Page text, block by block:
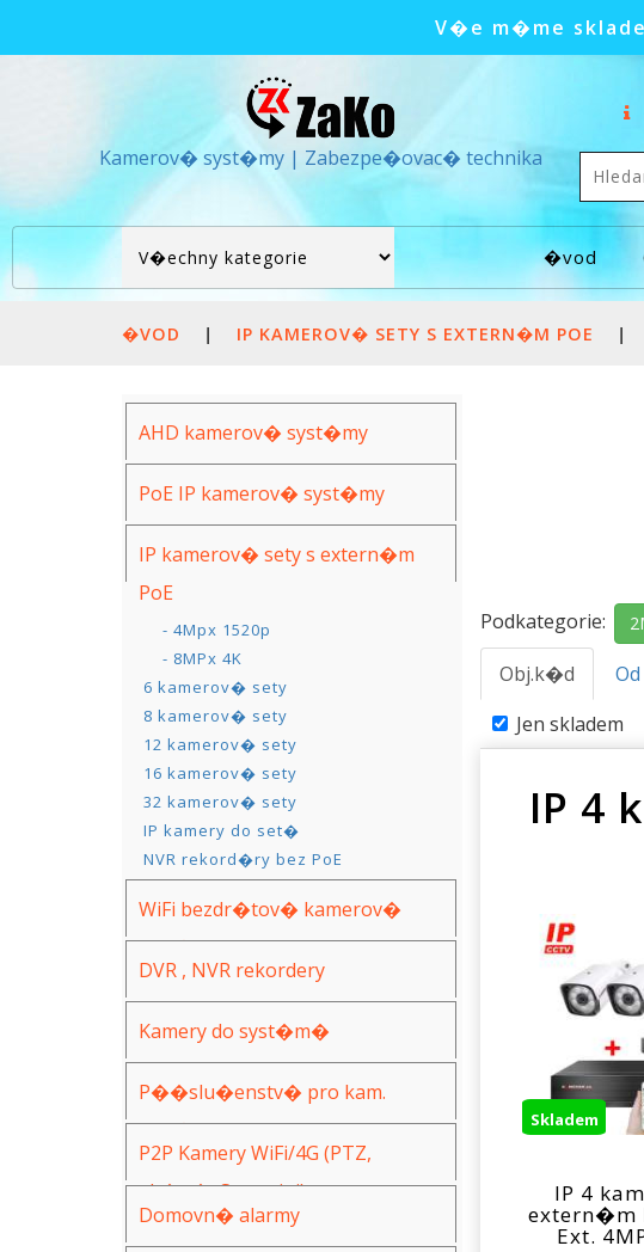
V�e m�me
Kamerov� syst�my | Zabezpe�ovac� technika
�vod
�VOD | IP KAMEROV� SETY S EXTERN�M POE |
AHD kamerov� syst�my
PoE IP kamerov� syst�my
IP kamerov� sety s extern�m
PoE
4 kamerov� sety
- 4Mpx 1520p
- 8MPx 4K
6 kamerov� sety
8 kamerov� sety
12 kamerov� sety
16 kamerov� sety
32 kamerov� sety
IP kamery do set�
NVR rekord�ry bez PoE
WiFi bezdr�tov� kamerov�
syst�my
DVR , NVR rekordery
Kamery do syst�m�
(AHD,IP,WiFi)
P��slu�enstv� pro kam.
syst�my
P2P Kamery WiFi/4G (PTZ,
ak�n�, Spy, mini)
Domovn� alarmy
Podkategorie:
Obj.k�d
Jen skladem
IP 4
Skladem
IP 4
extern�m
Ext.